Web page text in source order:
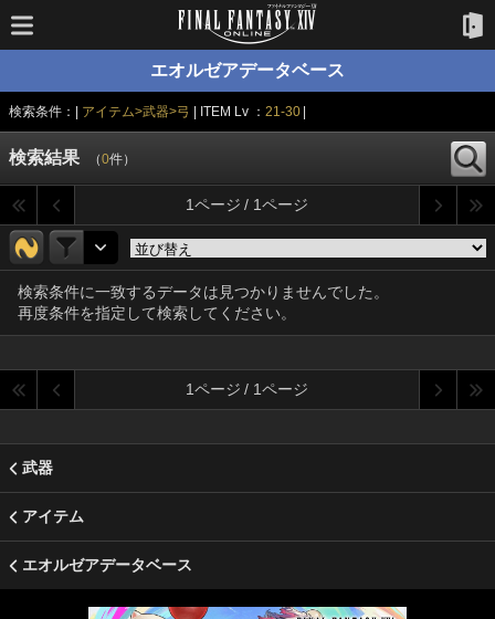
エオルゼアデータベース
検索条件：| アイテム>武器>弓 | ITEM Lv ： 21-30|
検索結果 （0件）
1ページ / 1ページ
検索条件に一致するデータは見つかりませんでした。
再度条件を指定して検索してください。
1ページ / 1ページ
武器
アイテム
エオルゼアデータベース